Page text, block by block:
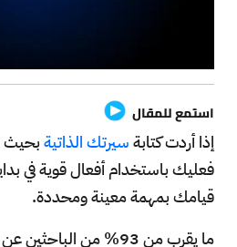
استمع للمقال
إذا أردت كتابةسيرتك الذاتيةبحيث
فعليك باستخدام أفعال قوية في
قيامك بمهمة معينة ومحددة.
ما يقرب من 93% من